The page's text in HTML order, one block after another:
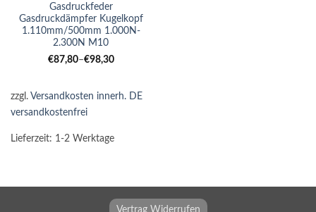
Gasdruckfeder
Gasdruckdämpfer Kugelkopf
1.110mm/500mm 1.000N-
2.300N M10
€87,80–€98,30
zzgl. Versandkosten innerh. DE
versandkostenfrei
Lieferzeit: 1-2 Werktage
Vertrag Widerrufen